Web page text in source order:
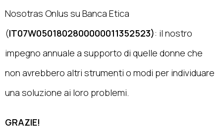
Nosotras Onlus su Banca Etica
(IT07W0501802800000011352523): il nostro
impegno annuale a supporto di quelle donne che
non avrebbero altri strumenti o modi per individuare
una soluzione ai loro problemi.
GRAZIE!